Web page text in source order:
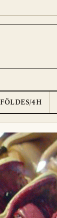
FÖLDES/4H